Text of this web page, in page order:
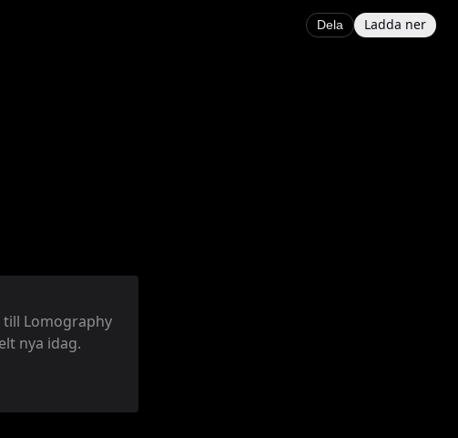
Dela Ladda ner
till Lomography
nya idag.